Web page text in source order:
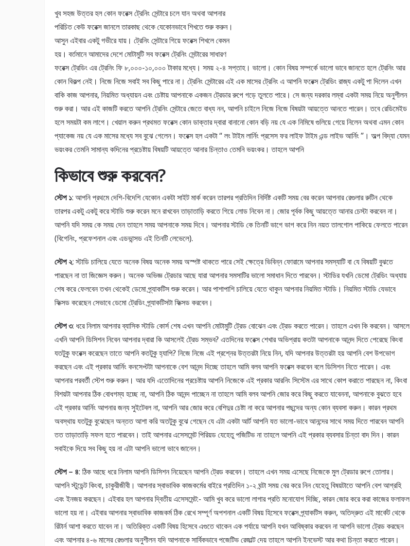
খুব সহজ উত্তর হল কোন ফরেক্স ট্রেনিং সেন্টারে চলে যান অথবা আপনার
পরিচিত কেউ ফরেক্স জানলে তারকাছ থেকে যেকোনভাবে শিখতে শুরু করুন।
আসুন এইবার একটু গভীরে যায়। ট্রেনিং সেন্টারে গিয়ে ফরেক্স শিখলে কেমন
হয়। বর্তমানে আমাদের দেশে মোটামুটি সব ফরেক্স ট্রেনিং সেন্টারের সাধারণ
ফরেক্স ট্রেডিং এর ট্রেনিং ফি ৮,০০০-১০,০০০ টাকার মধ্যে। সময় ২-৪ সপ্তাহ। ভালো। কোন বিষয় সম্পর্কে ভালো ভাবে জানতে হলে ট্রেনিং আর
কোন বিকল্প নেই। নিজে নিজে সবাই সব কিছু পারে না। ট্রেনিং সেন্টারের এই এক মাসের ট্রেনিং এ আপনি ফরেক্স ট্রেডিং রাজ্য একটু পা দিলেন এখন
বাকি কাজ আপনার, নিয়মিত অধ্যায়ন এবং চেষ্টায় আপনাকে একজন ট্রেডার রুপে গড়ে তুলতে পারে। সে জন্য দরকার লম্বা একটা সময় নিয়ে অনুশীলন
শুরু করা। আর এই কাজটি করতে আপনি ট্রেনিং সেন্টারে জেতে বাধ্য নন, আপনি চাইলে নিজে নিজে বিষয়টা আয়ত্তে আনতে পারেন। তবে রেডিমেইড
হলে সময়টা কম লাগে। খেয়াল করুন প্রথমত ফরেক্স কোন ডাক্তার দ্বারা বানানো কোন বড়ি নয় যে এক নিমিষে গুলিয়ে গেয়ে নিলেন অথবা এমন কোন
প্যাকেজ নয় যে এক মাসের মধ্যে সব বুঝে গেলেন। ফরেক্স হল একটা “ লং টাইম লার্নিং প্রসেস ফর লাইফ টাইম এন্ড লাইভ আর্নিং ”। অল্প বিদ্যা যেমন
ভয়ংকর তেমনি সামান্য কদিনের প্রচেষ্টায় বিষয়টি আয়ত্তে আনার চিন্তাও তেমনি ভয়ংকর। তাহলে আপনি
কিভাবে শুরু করবেন?
স্টেপ ১: আপনি প্রথমে দেশি-বিদেশি যেকোন একটা সাইট মার্ক করেন তারপর প্রতিদিন নির্দিষ্ট একটি সময় বের করেন আপনার রেগুলার রুটিন থেকে
তারপর একটু একটু করে স্টাডি শুরু করেন মনে রাখবেন তাড়াতাড়ি করতে গিয়ে লোড নিবেন না। জোর পূর্বক কিছু আয়ত্তে আনার চেস্টা করবেন না।
আপনি যদি সময় কে সময় দেন তাহলে সময় আপনাকে সময় দিবে। আপনার স্টাডি কে তিনটি ভাগে ভাগ করে নিন নয়ত তালগোল পাকিয়ে ফেলতে পারেন
(বিগেনিং, প্রফেশনাল এবং এডভান্সড এই তিনটি লেভেলে).
স্টেপ ২: স্টাডি চালিয়ে যেতে অনেক বিষয় অনেক সময় অস্পষ্ট থাকতে পারে সেই ক্ষেত্রে ভিবিন্ন ফোরামে আপনার সমস্যাটি বা যে বিষয়টি বুঝতে
পারছেন না তা জিজ্ঞেস করুন। অনেক অভিজ্ঞ ট্রেডার আছে যারা আপনার সমসাটির ভালো সমাধান দিতে পারবেন। স্টাডির যখনি ডেমো ট্রেডিং অধ্যায়
শেষ করে ফেলবেন তখন থেকেই ডেমো প্র্যাকটিস শুরু করেন। আর পাশাপাশি চালিয়ে যেতে থাকুন আপনার নিয়মিত স্টাডি। নিয়মিত স্টাডি যেভাবে
ফিক্সড করেছেন সেভাবে ডেমো ট্রেডিং প্র্যাকটিসটা ফিক্সড করবেন।
স্টেপ ৩: ধরে নিলাম আপনার ব্যাসিক স্টাডি কোর্স শেষ এখন আপনি মোটামুটি ট্রেড বোঝেন এবং ট্রেড করতে পারেন। তাহলে এখন কি করবেন। আসলে
এখনি আপনি ডিসিশন নিবেন আপনার দ্বারা কি আসলেই ট্রেড সম্ভব? এতদিনের ফরেক্স শেখার অভিপ্রায় কতটা আপনাকে আনন্দ দিতে পেরেছে কিংবা
যতটুকু ফরেক্স করেছেন তাতে আপনি কতটুকু হ্যাপি? নিজে নিজে এই প্রশ্নের উত্তরটা নিয়ে নিন, যদি আপনার উত্তরটা হয় আপনি বেশ উপভোগ
করছেন এবং এই প্রকার আর্নিং কনসেপ্টটা আপনাকে বেশ আনন্দ দিচ্ছে তাহলে আমি বলব আপনি ফরেক্স করবেন বলে ডিসিশন নিতে পারেন। এবং
আপনার পরবর্তী স্টেপ শুরু করুন। আর যদি এতোদিনের প্রচেষ্টায় আপনি নিজেকে এই প্রকার আরনিং সিস্টেম এর সাথে কোপ করাতে পারছেন না, কিংবা
বিশয়টা আপনার ঠিক বোধগম্য হচ্ছে না, আপনি ঠিক আনন্দ পাচ্ছেন না তাহলে আমি বলব আপনি জোর করে কিছু করতে যাবেননা, আপনাকে বুঝতে হবে
এই প্রকার আর্নিং আপনার জন্য সুইটেবল না, আপনি আর জোর করে বেশিদুর চেষ্টা না করে আপনার পছন্দের অন্য কোন ব্যবসা করুন। কারন প্রথম
অবস্থায় যতটুকু বুঝেছেন অন্তত আশা করি অতটুকু বুঝে গেছেন যে এটা একটা আর্ট আপনি যত ভালো-ভাবে আনন্দের সাথে সময় দিতে পারবেন আপনি
তত তাড়াতাড়ি সফল হতে পারবেন। তাই আপনার এসেসমেন্ট পিরিয়ড যেহেতু পজিটিভ না তাহলে আপনি এই প্রকার ব্যবসার চিন্তা বাদ দিন। কারন
সবাইকে দিয়ে সব কিছু হয় না এটা আপনি ভালো ভাবে জানেন।
স্টেপ – ৪: ঠিক আছে ধরে নিলাম আপনি ডিসিশন নিয়েছেন আপনি ট্রেড করবেন। তাহলে এখন সময় এসেছে নিজেকে মুল ট্রেডার রুপে তোলার।
আপনি স্টুডেন্ট কিংবা, চাকুরীজীবী। আপনার স্বাভাবিক কাজকর্মের বাইরে প্রতিদিন ১-২ ঘন্টা সময় বের করে নিন যেহেতু বিষয়টাতে আপনি বেশ আগ্রহি
এবং ইনজয় করছেন। এইবার হল আপনার দ্বিতীয় এসেসমেন্ট:- আমি খুব করে ভালো লাগার প্রতি মনোযোগ দিচ্ছি, কারন জোর করে করা কাজের ফলাফল
ভালো হয় না। এইবার আপনার স্বাভাবিক কাজকর্ম ঠিক রেখে সম্পূর্ণ অপশনাল একটি বিষয় হিসেবে ফরেক্স প্র্যাকটিস করুন, অতিদ্রুত এই মার্কেট থেকে
রিটার্ন আশা করতে যাবেন না। অতিরিক্ত একটি বিষয় হিসেবে এগুতে থাকেন এক পর্যায়ে আপনি যখন আবিষ্কার করবেন না আপনি ভালো ট্রেড করছেন
এবং আপনার ৪-৬ মাসের রেগুলার অনুশীলন যদি আপনাকে সার্বিকভাবে পজেটিভ রেজাল্ট দেয় তাহলে আপনি ইনভেস্ট আর কথা চিন্তা করতে পারেন।